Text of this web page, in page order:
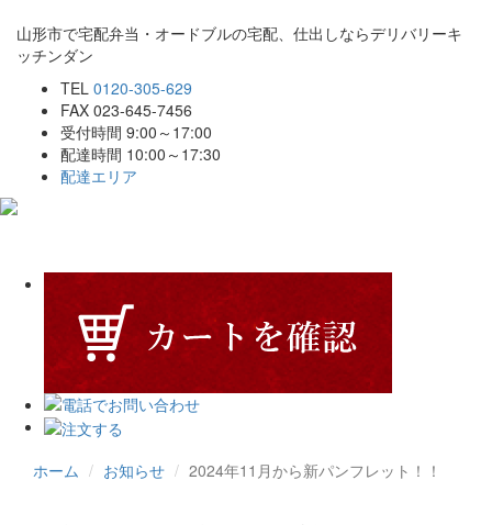
山形市で宅配弁当・オードブルの宅配、仕出しならデリバリーキ
ッチンダン
TEL 0120-305-629
FAX 023-645-7456
受付時間 9:00～17:00
配達時間 10:00～17:30
配達エリア
ホーム お知らせ 2024年11月から新パンフレット！！